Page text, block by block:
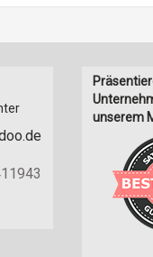
unserem